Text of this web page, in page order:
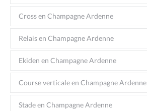
Cross en Champagne Ardenne
Relais en Champagne Ardenne
Ekiden en Champagne Ardenne
Course verticale en Champagne Ardenne
Stade en Champagne Ardenne